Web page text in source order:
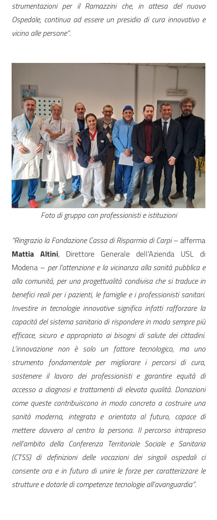
strumentazioni per il Ramazzini che, in attesa del nuovo
Ospedale, continua ad essere un presidio di cura innovativo e
vicino alle persone”.
Foto di gruppo con professionisti e istituzioni
“Ringrazio la Fondazione Cassa di Risparmio di Carpi– afferma
Mattia Altini, Direttore Generale dell’Azienda USL di
Modena – per l’attenzione e la vicinanza alla sanità pubblica e
alla comunità, per una progettualità condivisa che si traduce in
benefici reali per i pazienti, le famiglie e i professionisti sanitari.
Investire in tecnologie innovative significa infatti rafforzare la
capacità del sistema sanitario di rispondere in modo sempre più
efficace, sicuro e appropriato ai bisogni di salute dei cittadini.
L’innovazione non è solo un fattore tecnologico, ma uno
strumento fondamentale per migliorare i percorsi di cura,
sostenere il lavoro dei professionisti e garantire equità di
accesso a diagnosi e trattamenti di elevata qualità. Donazioni
come queste contribuiscono in modo concreto a costruire una
sanità moderna, integrata e orientata al futuro, capace di
mettere davvero al centro la persona. Il percorso intrapreso
nell’ambito della Conferenza Territoriale Sociale e Sanitaria
(CTSS) di definizioni delle vocazioni dei singoli ospedali ci
consente ora e in futuro di unire le forze per caratterizzare le
strutture e dotarle di competenze tecnologie all’avanguardia”.